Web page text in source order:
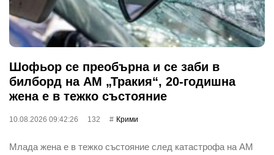
Шофьор се преобърна и се заби в
билборд на АМ „Тракия“, 20-годишна
жена е в тежко състояние
10.08.2026 09:42:26 132 Крими
Млада жена е в тежко състояние след катастрофа на АМ